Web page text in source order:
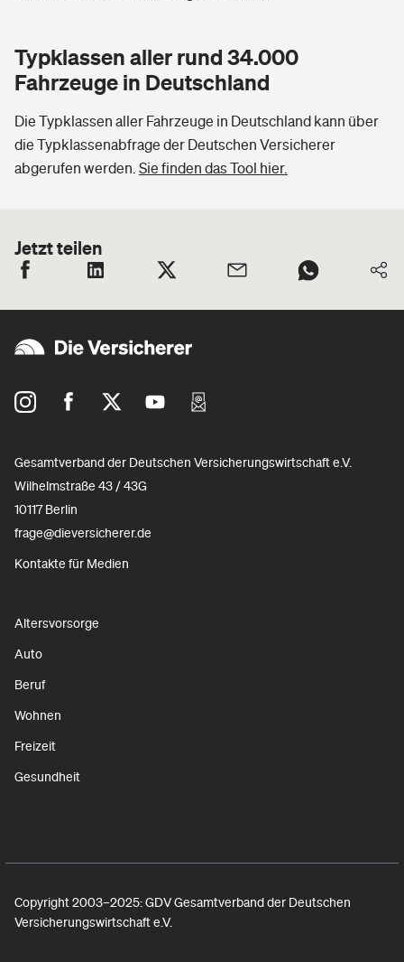
Typklassen aller rund 34.000
Fahrzeuge in Deutschland
Die Typklassen aller Fahrzeuge in Deutschland kann über
die Typklassenabfrage der Deutschen Versicherer
abgerufen werden. Sie finden das Tool hier.
Jetzt teilen
Gesamtverband der Deutschen Versicherungswirtschaft e.V.
Wilhelmstraße 43 / 43G
10117 Berlin
frage@dieversicherer.de
Kontakte für Medien
Altersvorsorge
Auto
Beruf
Wohnen
Freizeit
Gesundheit
Copyright 2003–2025: GDV Gesamtverband der Deutschen
Versicherungswirtschaft e.V.